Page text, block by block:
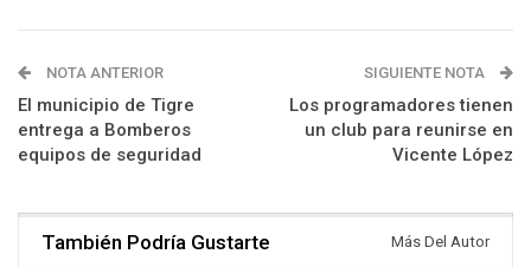
NOTA ANTERIOR
El municipio de Tigre
entrega a Bomberos
equipos de seguridad
SIGUIENTE NOTA
Los programadores tienen
un club para reunirse en
Vicente López
También Podría Gustarte Más Del Autor